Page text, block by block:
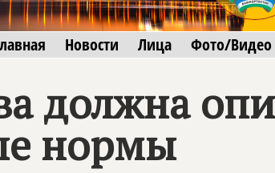
Новости Лица Фото/Видео
должна
нормы